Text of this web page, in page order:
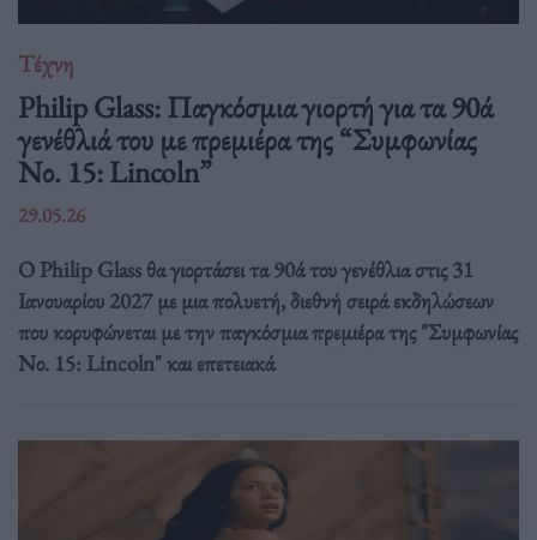
Τέχνη
Philip Glass: Παγκόσμια γιορτή για τα 90ά
γενέθλιά του με πρεμιέρα της “Συμφωνίας
Νο. 15: Lincoln”
29.05.26
Ο Philip Glass θα γιορτάσει τα 90ά του γενέθλια στις 31
Ιανουαρίου 2027 με μια πολυετή, διεθνή σειρά εκδηλώσεων
που κορυφώνεται με την παγκόσμια πρεμιέρα της "Συμφωνίας
Νο. 15: Lincoln" και επετειακά